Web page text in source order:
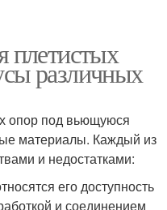
плетистых
различных
опор под вьющуюся
материалы. Каждый из
и недостатками:
его доступность
и соединением